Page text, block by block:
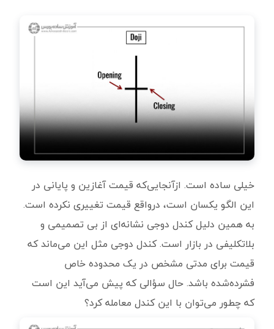
خیلی ساده است. ازآنجایی‌که قیمت آغازین و پایانی در
این الگو یکسان است، درواقع قیمت تغییری نکرده است.
به همین دلیل کندل دوجی نشانه‌ای از بی تصمیمی و
بلاتکلیفی در بازار است. کندل دوجی مثل این می‌ماند که
قیمت برای مدتی مشخص در یک محدوده خاص
فشرده‌شده باشد. حال سؤالی که پیش می‌آید این است
که چطور می‌توان با این کندل معامله کرد؟